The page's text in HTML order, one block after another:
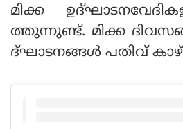
മിക്ക
ത്തുന്നുണ്ട്. മിക്ക
ദ്‌ഘാടനങ്ങൾ പതിവ്